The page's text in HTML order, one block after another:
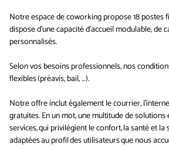
Notre espace de coworking propose 18 postes
dispose d'une capacité d’accueil modulable, de
personnalisés.
Selon vos besoins professionnels, nos
flexibles (préavis, bail, …).
Notre offre inclut également le courrier,
gratuites. En un mot, une multitude de solutions
services, qui privilégient le confort, la santé et la
adaptées au profil des utilisateurs que nous